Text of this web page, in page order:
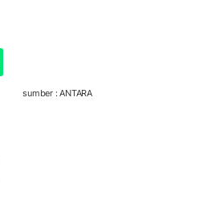
sumber : ANTARA